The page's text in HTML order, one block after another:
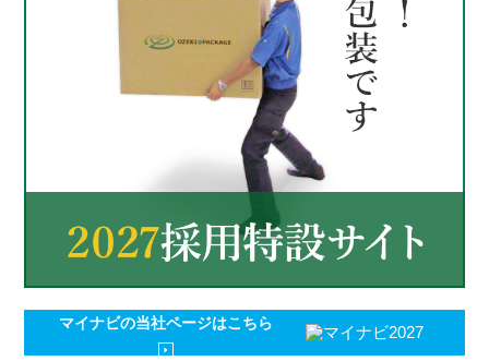
マイナビの当社ページはこちら